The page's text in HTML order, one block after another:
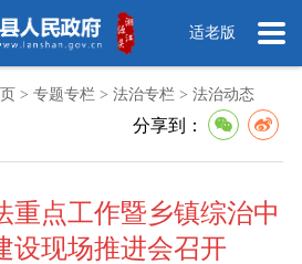
适老版
> 专题专栏 > 法治专栏 > 法治动态
分享到：
重点工作暨乡镇综治中
设现场推进会召开